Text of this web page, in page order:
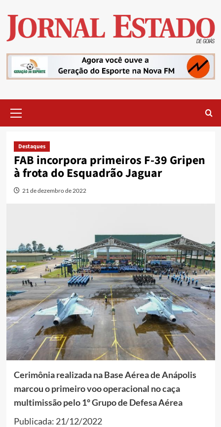
content
Menu
Destaques
FAB incorpora primeiros F-39 Gripen
à frota do Esquadrão Jaguar
21 de dezembro de 2022
Cerimônia realizada na Base Aérea de Anápolis
marcou o primeiro voo operacional no caça
multimissão pelo 1° Grupo de Defesa Aérea
Publicada: 21/12/2022